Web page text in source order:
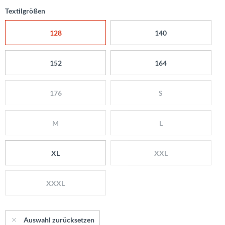
Textilgrößen
128 140
152 164
176 S
M L
XL XXL
XXXL
Auswahl zurücksetzen